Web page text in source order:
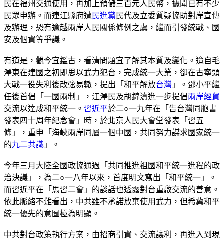
民在福州交通使用，再加上預儲三百元人民幣，據聞已有不少
民眾申辦。而連江縣府遭 民進黨 民代及立委質疑協助對岸宣傳
及辦理，恐有逾越兩岸人民關係條例之虞，繼而引發統戰、國
安及個資等爭議。
有道是，觀今宜鑑古，看清問題宜了解其本質及變化。迨自毛
澤東在建國之初即思以武力犯台，完成統一大業，卻在古寧頭
大戰一役失利後改弦易轍，提出「和平解放台灣 」。鄧小平繼
任後首倡「一國兩制」，江澤民及胡錦濤進一步提倡兩岸經貿
交流以達成和平統一。 習近平於二○一九年在「告台灣同胞書
發表四十周年紀念會」時，於北京人民大會堂發表「習五
條」，重申「海峽兩岸同屬一個中國，共同努力謀求國家統一
的九二共識 」。
今年三月大陸全國政協通過「共同推進祖國和平統一進程的政
治決議」，為二○一八年以來，首度明文寫出「和平統一」。
而習近平在「馬習二會」的談話也透露對台重啟交流的善意。
依此脈絡不難看出，中共雖不承諾放棄使用武力，但希冀和平
統一優先的意圖極為明顯。
中共對台政策執行方案，由招商引資、交流讓利，再進入到現